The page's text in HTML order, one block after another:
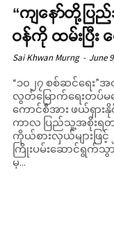
“ကျနော်တို့ပြ
ဝန်ကို ထမ်းပြီ
Sai Khwan Murng - June
“၁၀၂၇ စစ်ဆင်ရေး”
လွတ်မြောက်ရေးတပ်မတ
ကောင်စီအား ဖယ်ရှား
ကာလ ပြည်သူ့အစိုးရ
ကိုယ်စားလှယ်များဖြ
ကြိုးပမ်းဆောင်ရွက်
မှ...